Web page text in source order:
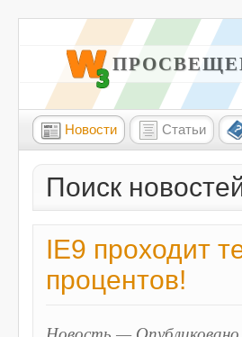
W3
Новости Статьи
Поиск
IE9 проходит
процентов!